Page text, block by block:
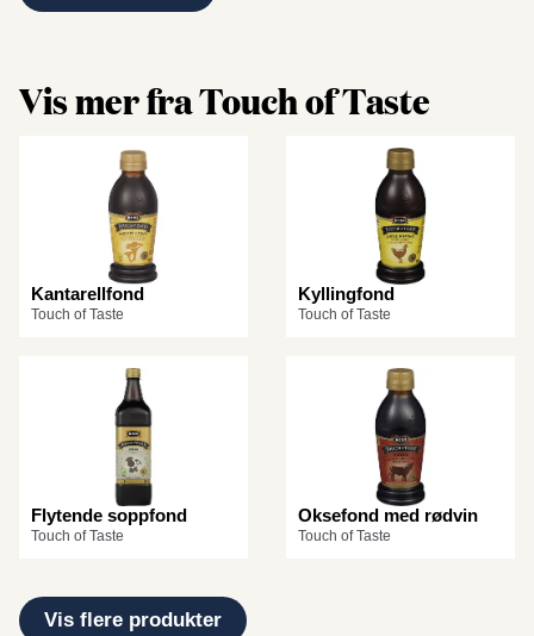
Vis mer fra Touch of Taste
Kantarellfond
Touch of Taste
Kyllingfond
Touch of Taste
Flytende soppfond
Touch of Taste
Oksefond med rødvin
Touch of Taste
Vis flere produkter